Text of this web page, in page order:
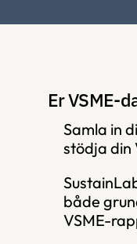
Er VSME-
Samla in
stödja din
både
VSME-